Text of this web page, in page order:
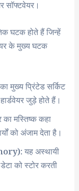
सॉफ्टवेयर।
घटक होते हैं जिन्हें
के मुख्य घटक
मुख्य प्रिंटेड सर्किट
जुड़े होते हैं।
मस्तिष्क कहा
को अंजाम देता है।
यह अस्थायी
को स्टोर करती